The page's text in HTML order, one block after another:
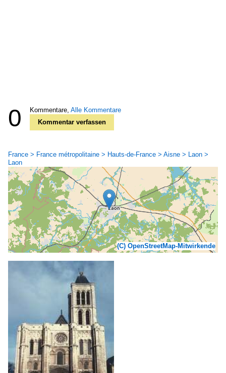
0 Kommentare, Alle Kommentare
Kommentar verfassen
France > France métropolitaine > Hauts-de-France > Aisne > Laon >
Laon
(C) OpenStreetMap-Mitwirkende